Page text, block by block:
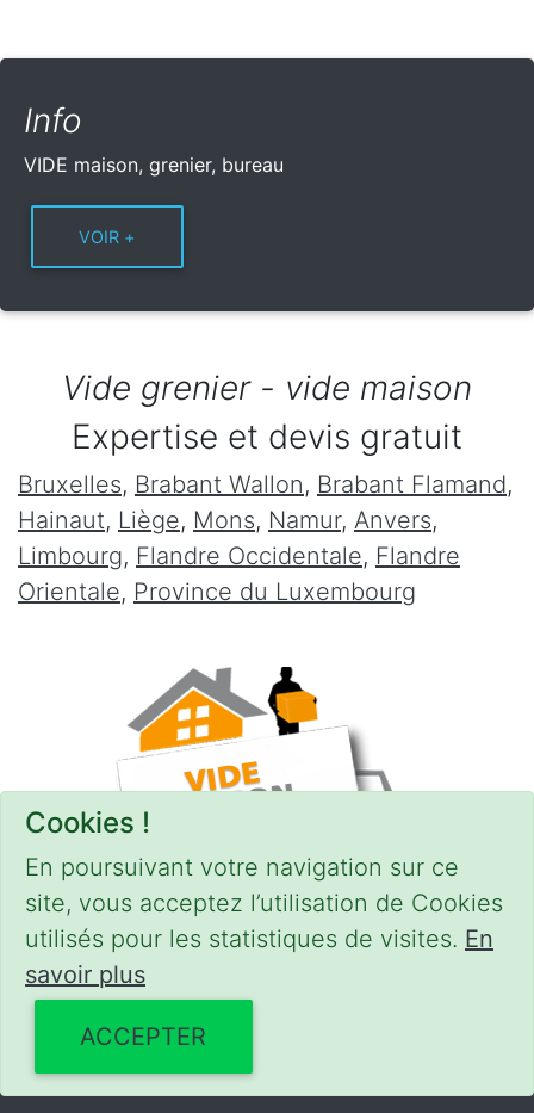
Cookies !
En poursuivant votre navigation sur ce
site, vous acceptez l’utilisation de Cookies
utilisés pour les statistiques de visites. En
savoir plus
ACCEPTER
Info
VIDE maison, grenier, bureau
Vide grenier - vide maison
Expertise et devis gratuit
Bruxelles, Brabant Wallon, Brabant Flamand,
Hainaut, Liège, Mons, Namur, Anvers,
Limbourg, Flandre Occidentale, Flandre
Orientale, Province du Luxembourg
CONDITIONS-
Powered by Euro Web Page